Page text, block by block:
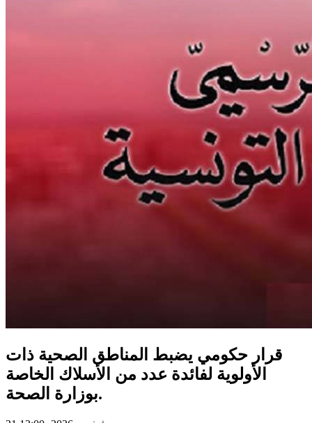
قرار حكومي يضبط المناطق الصحية ذات
الأولوية لفائدة عدد من الأسلاك الخاصة
بوزارة الصحة.